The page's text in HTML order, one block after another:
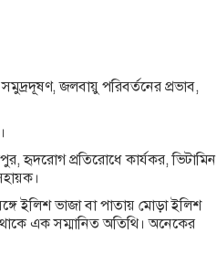
জলবায়ু পরিবর্তনের প্রভাব,
হৃদরোগ প্রতিরোধে কার্যকর, ভিটামিন
ইলিশ ভাজা বা পাতায় মোড়া ইলিশ
এক সম্মানিত অতিথি। অনেকের